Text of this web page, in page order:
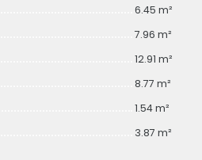
6.45 m²
7.96 m²
12.91 m²
8.77 m²
1.54 m²
3.87 m²